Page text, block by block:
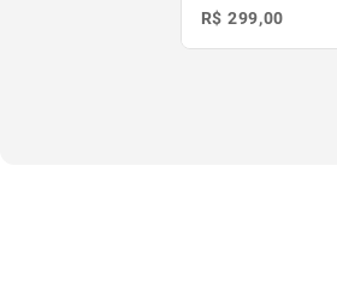
R$ 299,00